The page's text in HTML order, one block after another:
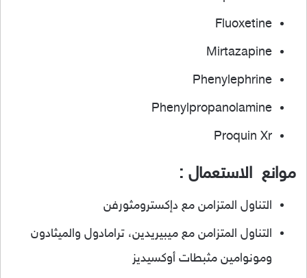
Fluoxetine
Mirtazapine
Phenylephrine
Phenylpropanolamine
Proquin Xr
موانع الاستعمال :
التناول المتزامن مع دإكسترومثورفن
التناول المتزامن مع ميبيريدين، ترامادول والميثادون
ومونوامين مثبطات أوكسيديز